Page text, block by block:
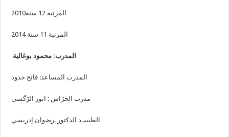
2010المرتبة 12 سنة
2014 المرتبة 11 سنة
المدرب: محمود بوغالية
المدرب المساعد: فاتح حدود
مدرب الحرّاس : انور الرّگسي
الطبيب: الدكتور .رضوان إدريسي